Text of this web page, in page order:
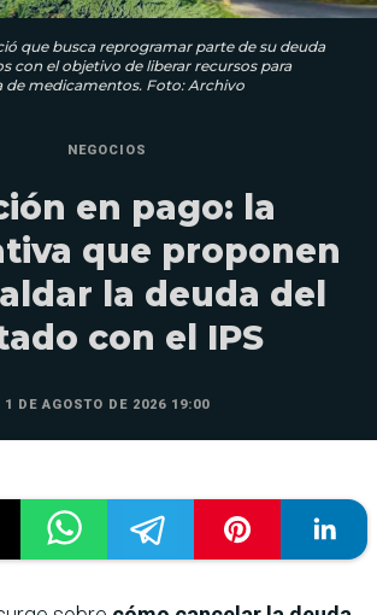
que busca reprogramar parte de su deuda
con el objetivo de liberar recursos para
de medicamentos. Foto: Archivo
NEGOCIOS
en pago: la
que proponen
la deuda del
con el IPS
1 DE AGOSTO DE 2026 19:00